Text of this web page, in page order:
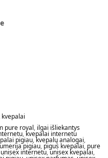
kvepalai
pure royal, ilgai išliekantys
,kvepalai internetu
pigiau,kvepalų analogai,
pigiau, pigus kvepalai, pure
unisex internetu,unisex kvepalai,